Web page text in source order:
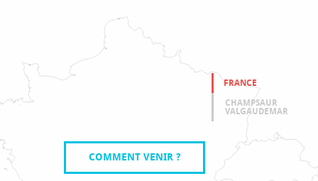
FRANCE
CHAMPSAUR
VALGAUDEMAR
COMMENT VENIR ?